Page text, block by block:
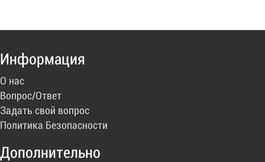
Информация
О нас
Вопрос/Ответ
Задать свой вопрос
Политика Безопасности
Дополнительно